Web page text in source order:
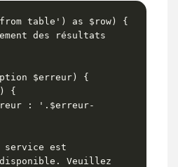
from table') as $row) {
$erreur) {
Veuillez